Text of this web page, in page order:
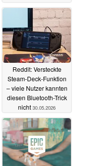
Reddit: Versteckte
Steam-Deck-Funktion
– viele Nutzer kannten
diesen Bluetooth-Trick
nicht 30.05.2026